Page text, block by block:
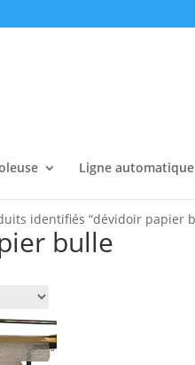
Ligne automatique
identifiés “dévidoir papier
bulle